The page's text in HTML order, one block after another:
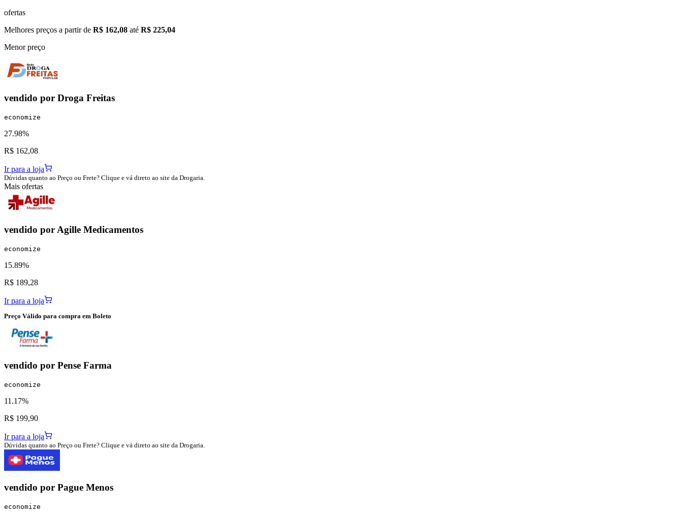
ofertas
Melhores preços a partir de R$ 162,08 até R$ 225,04
Menor preço
vendido por Droga Freitas
economize
27.98%
R$ 162,08
Ir para a loja
Dúvidas quanto ao Preço ou Frete? Clique e vá direto ao site da Drogaria.
Mais ofertas
vendido por Agille Medicamentos
economize
15.89%
R$ 189,28
Ir para a loja
Preço Válido para compra em Boleto
vendido por Pense Farma
economize
11.17%
R$ 199,90
Ir para a loja
Dúvidas quanto ao Preço ou Frete? Clique e vá direto ao site da Drogaria.
vendido por Pague Menos
economize